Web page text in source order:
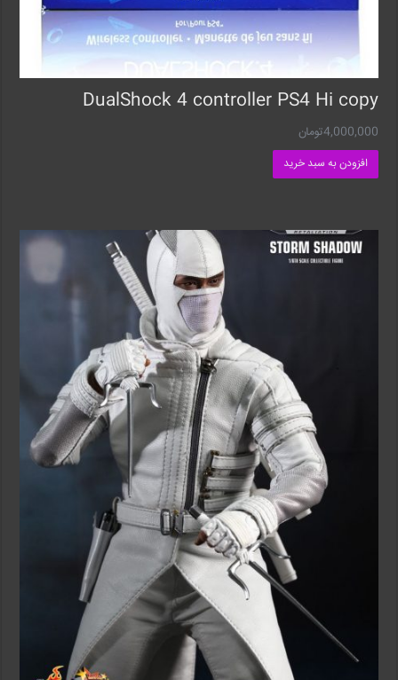
DualShock 4 controller PS4 Hi copy
4,000,000تومان
افزودن به سبد خرید